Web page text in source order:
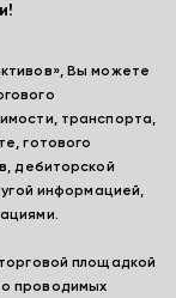
Вы можете
транспорта,
готового
дебиторской
информацией,
площадкой
проводимых